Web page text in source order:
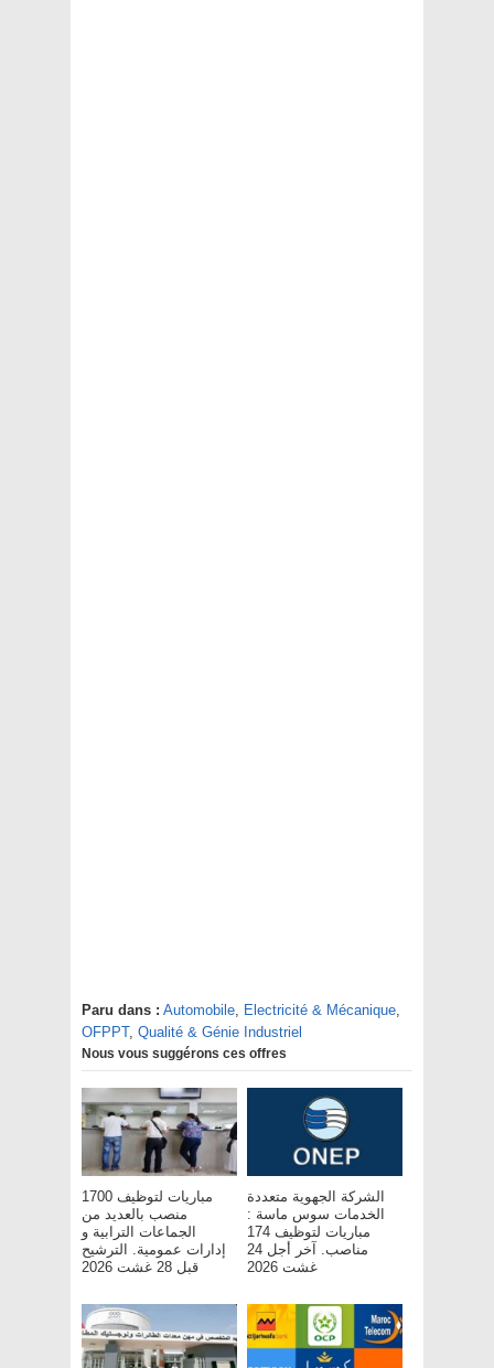
Paru dans : Automobile, Electricité & Mécanique,
OFPPT, Qualité & Génie Industriel
Nous vous suggérons ces offres
مباريات لتوظيف 1700
منصب بالعديد من
الجماعات الترابية و
إدارات عمومية. الترشيح
قبل 28 غشت 2026
الشركة الجهوية متعددة
الخدمات سوس ماسة :
مباريات لتوظيف 174
مناصب. آخر أجل 24
غشت 2026